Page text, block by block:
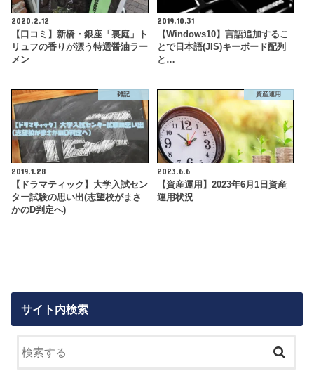
2020.2.12
【口コミ】新橋・銀座「裏庭」ト
リュフの香りが漂う特選醤油ラー
メン
2019.10.31
【Windows10】言語追加するこ
とで日本語(JIS)キーボード配列
と…
雑記
2019.1.28
【ドラマティック】大学入試セン
ター試験の思い出(志望校がまさ
かのD判定へ)
資産運用
2023.6.6
【資産運用】2023年6月1日資産
運用状況
サイト内検索